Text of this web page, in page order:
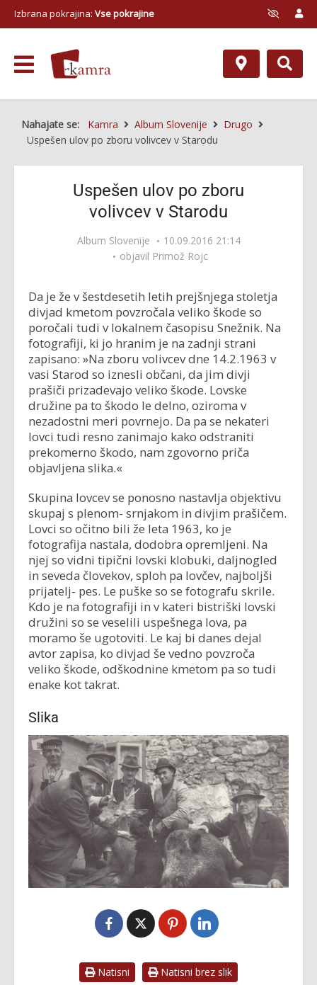
Izbrana pokrajina: Vse pokrajine
Nahajate se: Kamra Album Slovenije
Drugo
Uspešen ulov po zboru volivcev v Starodu
Uspešen ulov po zboru
volivcev v Starodu
Album Slovenije
10.09.2016 21:14
objavil Primož Rojc
Da je že v šestdesetih letih prejšnjega stoletja
divjad kmetom povzročala veliko škode so
poročali tudi v lokalnem časopisu Snežnik. Na
fotografiji, ki jo hranim je na zadnji strani
zapisano: »Na zboru volivcev dne 14.2.1963 v
vasi Starod so iznesli občani, da jim divji
prašiči prizadevajo veliko škode. Lovske
družine pa to škodo le delno, oziroma v
nezadostni meri povrnejo. Da pa se nekateri
lovci tudi resno zanimajo kako odstraniti
prekomerno škodo, nam zgovorno priča
objavljena slika.«
Skupina lovcev se ponosno nastavlja objektivu
skupaj s plenom- srnjakom in divjim prašičem.
Lovci so očitno bili že leta 1963, ko je
fotografija nastala, dodobra opremljeni. Na
njej so vidni tipični lovski klobuki, daljnogled
in seveda človekov, sploh pa lovčev, najboljši
prijatelj- pes. Le puške so se fotografu skrile.
Kdo je na fotografiji in v kateri bistriški lovski
družini so se veselili uspešnega lova, pa
moramo še ugotoviti. Le kaj bi danes dejal
avtor zapisa, ko divjad še vedno povzroča
veliko škode, odškodnine kmetom pa so tudi
enake kot takrat.
Slika
Natisni Natisni brez slik